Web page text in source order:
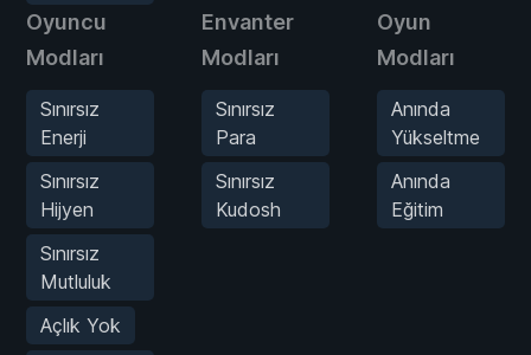
Oyuncu
Modları
Sınırsız
Enerji
Sınırsız
Hijyen
Sınırsız
Mutluluk
Açlık Yok
Envanter
Modları
Sınırsız
Para
Sınırsız
Kudosh
Oyun
Modları
Anında
Yükseltme
Anında
Eğitim